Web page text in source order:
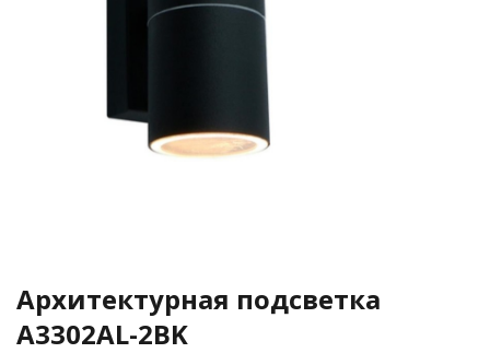
Архитектурная подсветка
A3302AL-2BK